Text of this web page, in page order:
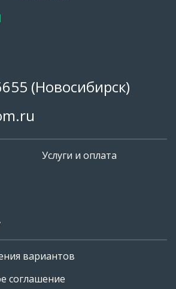
(Новосибирск)
Услуги и оплата
вариантов
соглашение